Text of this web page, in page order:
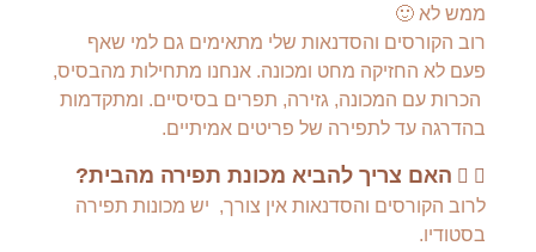
ממש לא 🙂
רוב הקורסים והסדנאות שלי מתאימים גם למי שאף
פעם לא החזיקה מחט ומכונה. אנחנו מתחילות מהבסיס,
הכרות עם המכונה, גזירה, תפרים בסיסיים. ומתקדמות
בהדרגה עד לתפירה של פריטים אמיתיים.
האם צריך להביא מכונת תפירה מהבית?
לרוב הקורסים והסדנאות אין צורך, יש מכונות תפירה
בסטודיו.